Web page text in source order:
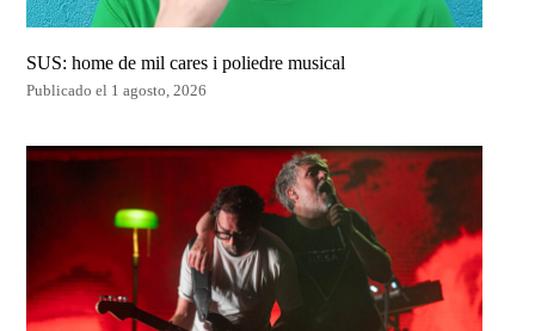
SUS: home de mil cares i poliedre musical
Publicado el 1 agosto, 2026